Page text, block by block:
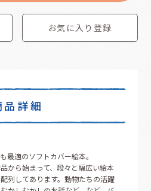
お気に入り登録
品詳細
最適のソフトカバー絵本。
から始まって、段々と幅広い絵本
列してあります。動物たちの活躍